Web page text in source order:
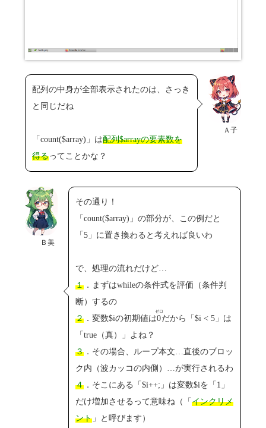
Ａ子
配列の中身が全部表示されたのは、さっき
と同じだね
「count($array)」は配列$arrayの要素数を
得るってことかな？
Ｂ美
その通り！
「count($array)」の部分が、この例だと
「5」に置き換わると考えれば良いわ
で、処理の流れだけど…
１．まずはwhileの条件式を評価（条件判
断）するの
２．変数$iの初期値は0
ゼロ
だから「$i < 5」は
「true（真）」よね？
３．その場合、ループ本文…直後のブロッ
ク内（波カッコの内側）…が実行されるわ
４．そこにある「$i++;」は変数$iを「1」
だけ増加させるって意味ね（「 インクリメ
ント」と呼びます）